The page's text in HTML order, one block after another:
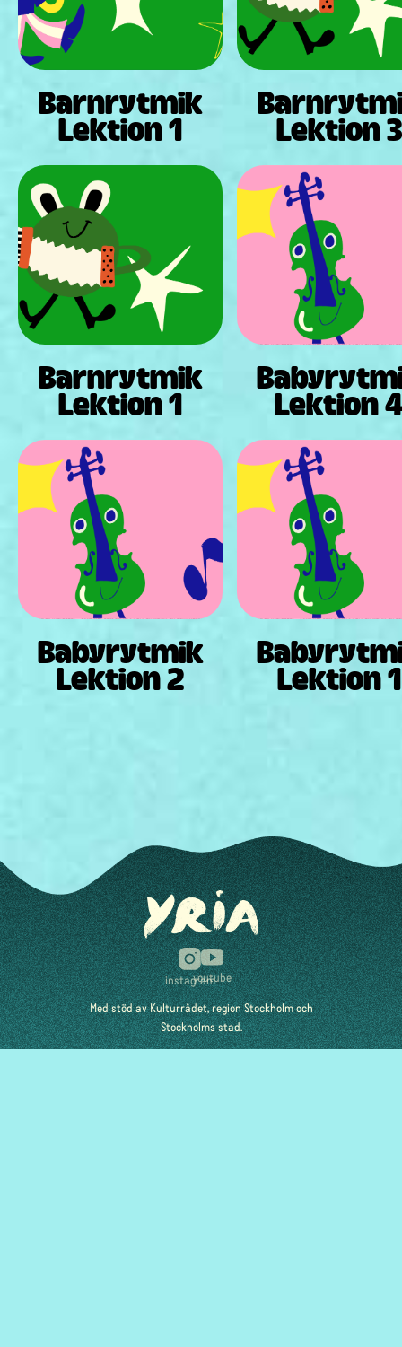
Barnrytmik
Lektion 1 Lektion 3
Barnrytmik
Lektion 1 Lektion
Babyrytmik
Lektion 2 Lektion 1
instagram
youtube
Med stöd av Kulturrådet, region Stockholm och
Stockholms stad.